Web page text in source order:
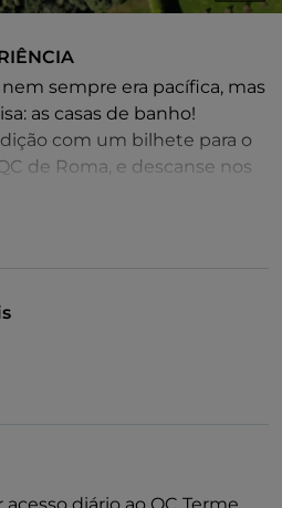
sempre era pacífica, mas
as casas de banho!
com um bilhete para o
de Roma, e descanse nos
opulenta e natureza